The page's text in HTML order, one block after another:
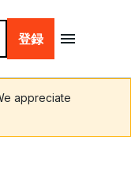
登録
appreciate